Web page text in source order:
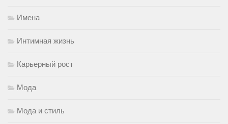
Имена
Интимная жизнь
Карьерный рост
Мода
Мода и стиль